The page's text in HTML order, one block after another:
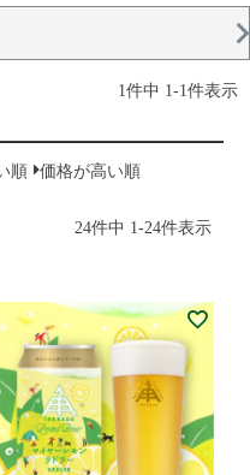
1 件中 1 -1 件表示
順 価格が高い順
24件中 1 -24件表示